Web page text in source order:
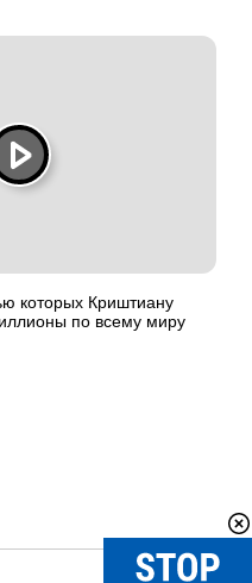
которых Криштиану
по всему миру